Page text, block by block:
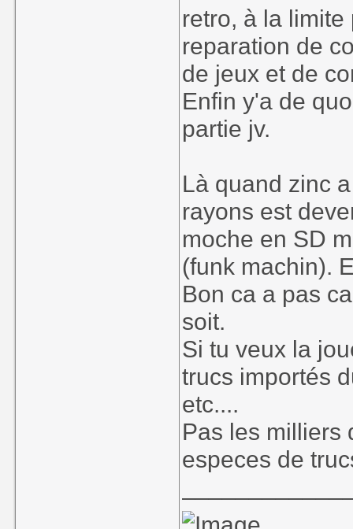
retro, à la
reparation de
de jeux et de
Enfin y'a de
partie jv.
Là quand zinc
rayons est
moche en SD
(funk machin).
Bon ca a pas
soit.
Si tu veux la
trucs importés
etc....
Pas les milliers
especes de